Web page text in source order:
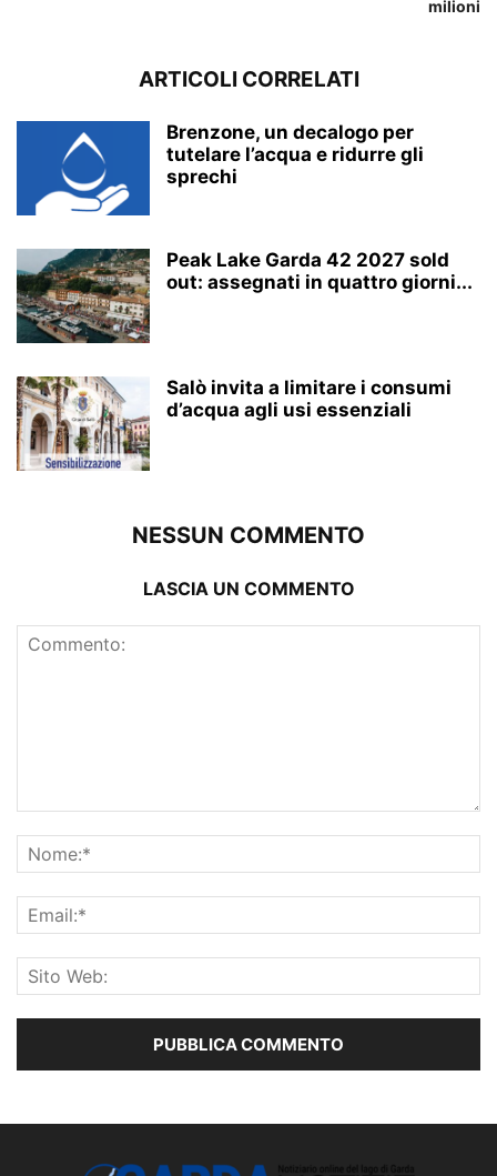
milioni
ARTICOLI CORRELATI
Brenzone, un decalogo per
tutelare l’acqua e ridurre gli
sprechi
Peak Lake Garda 42 2027 sold
out: assegnati in quattro giorni...
Salò invita a limitare i consumi
d’acqua agli usi essenziali
NESSUN COMMENTO
LASCIA UN COMMENTO